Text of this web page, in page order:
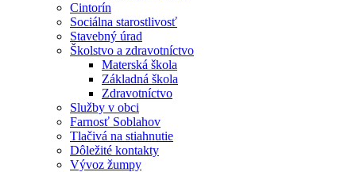
Cintorín
Sociálna starostlivosť
Stavebný úrad
Školstvo a zdravotníctvo
Materská škola
Základná škola
Zdravotníctvo
Služby v obci
Farnosť Soblahov
Tlačivá na stiahnutie
Dôležité kontakty
Vývoz žumpy